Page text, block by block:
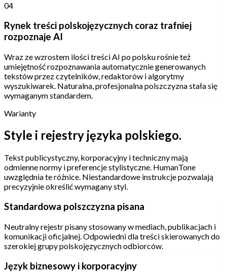
04
Rynek treści polskojęzycznych coraz trafniej
rozpoznaje AI
Wraz ze wzrostem ilości treści AI po polsku rośnie też
umiejętność rozpoznawania automatycznie generowanych
tekstów przez czytelników, redaktorów i algorytmy
wyszukiwarek. Naturalna, profesjonalna polszczyzna stała się
wymaganym standardem.
Warianty
Style i rejestry języka polskiego.
Tekst publicystyczny, korporacyjny i techniczny mają
odmienne normy i preferencje stylistyczne. HumanTone
uwzględnia te różnice. Niestandardowe instrukcje pozwalają
precyzyjnie określić wymagany styl.
Standardowa polszczyzna pisana
Neutralny rejestr pisany stosowany w mediach, publikacjach i
komunikacji oficjalnej. Odpowiedni dla treści skierowanych do
szerokiej grupy polskojęzycznych odbiorców.
Język biznesowy i korporacyjny